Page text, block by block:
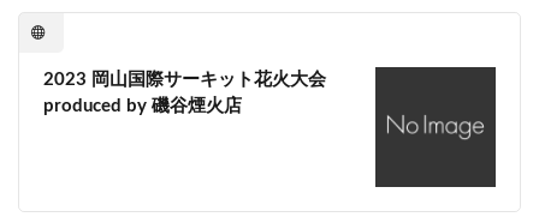
2023 岡山国際サーキット花火大会
produced by 磯谷煙火店